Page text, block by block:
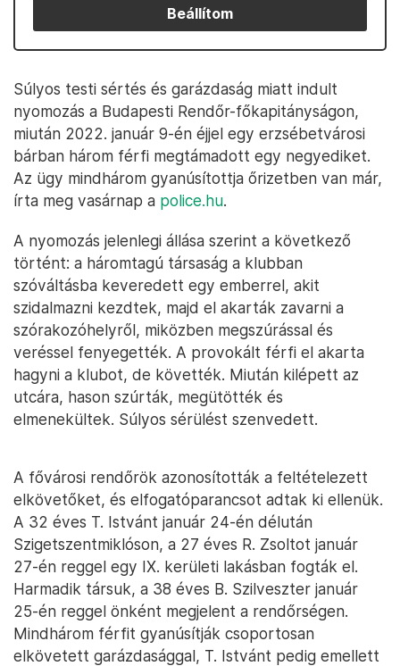
Beállítom
Súlyos testi sértés és garázdaság miatt indult
nyomozás a Budapesti Rendőr-főkapitányságon,
miután 2022. január 9-én éjjel egy erzsébetvárosi
bárban három férfi megtámadott egy negyediket.
Az ügy mindhárom gyanúsítottja őrizetben van már,
írta meg vasárnap a police.hu.
A nyomozás jelenlegi állása szerint a következő
történt: a háromtagú társaság a klubban
szóváltásba keveredett egy emberrel, akit
szidalmazni kezdtek, majd el akarták zavarni a
szórakozóhelyről, miközben megszúrással és
veréssel fenyegették. A provokált férfi el akarta
hagyni a klubot, de követték. Miután kilépett az
utcára, hason szúrták, megütötték és
elmenekültek. Súlyos sérülést szenvedett.
A fővárosi rendőrök azonosították a feltételezett
elkövetőket, és elfogatóparancsot adtak ki ellenük.
A 32 éves T. Istvánt január 24-én délután
Szigetszentmiklóson, a 27 éves R. Zsoltot január
27-én reggel egy IX. kerületi lakásban fogták el.
Harmadik társuk, a 38 éves B. Szilveszter január
25-én reggel önként megjelent a rendőrségen.
Mindhárom férfit gyanúsítják csoportosan
elkövetett garázdasággal, T. Istvánt pedig emellett